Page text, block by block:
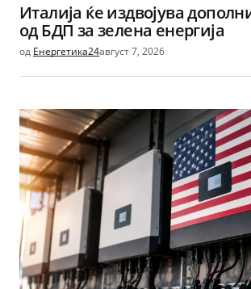
Италија ќе издвојува
од БДП за зелена енергија
од Енергетика24август 7, 2026